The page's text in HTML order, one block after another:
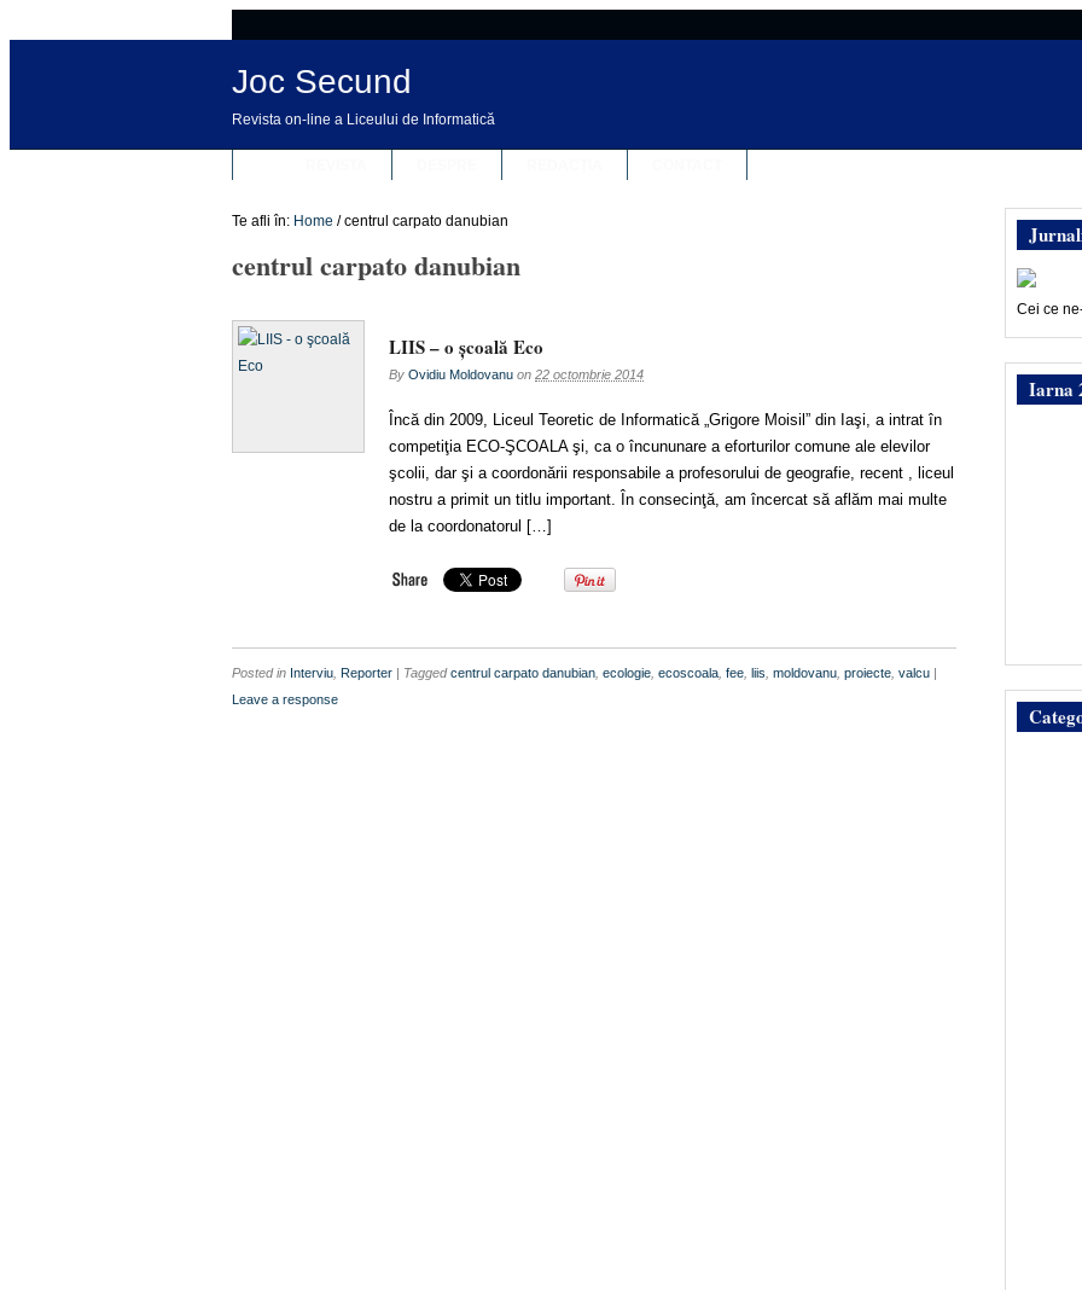
Joc Secund
Revista on-line a Liceului de Informatică
Te afli în: Home / centrul carpato danubian
centrul carpato danubian
LIIS – o şcoală Eco
By Ovidiu Moldovanu on 22 octombrie 2014
Încă din 2009, Liceul Teoretic de Informatică „Grigore Moisil” din Iaşi, a intrat în
competiţia ECO-ŞCOALA şi, ca o încununare a eforturilor comune ale elevilor
şcolii, dar şi a coordonării responsabile a profesorului de geografie, recent , liceul
nostru a primit un titlu important. În consecinţă, am încercat să aflăm mai multe
de la coordonatorul […]
Posted in Interviu Reporter | Taggedcentrul carpato danubian ecologie ecoscoala fee liis moldovanu proiecte valcu |
Leave a response
Cei ce
Iarna